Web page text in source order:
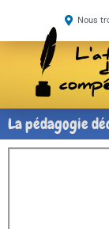
contenu
Nous
La pédagogie